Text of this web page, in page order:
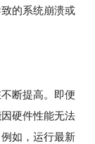
的系统崩溃或
断提高。即便
硬件性能无法
如，运行最新